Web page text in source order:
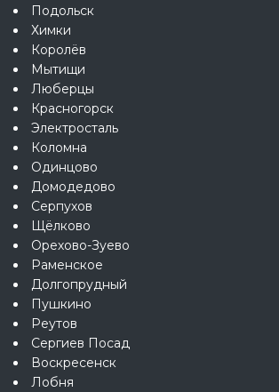
Подольск
Химки
Королёв
Мытищи
Люберцы
Красногорск
Электросталь
Коломна
Одинцово
Домодедово
Серпухов
Щёлково
Орехово-Зуево
Раменское
Долгопрудный
Пушкино
Реутов
Сергиев Посад
Воскресенск
Лобня